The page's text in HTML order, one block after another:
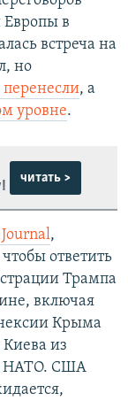
в
встреча на
но
перенесли, а
уровне.
читать >
,
ответить
Трампа
включая
Крыма
из
НАТО. США